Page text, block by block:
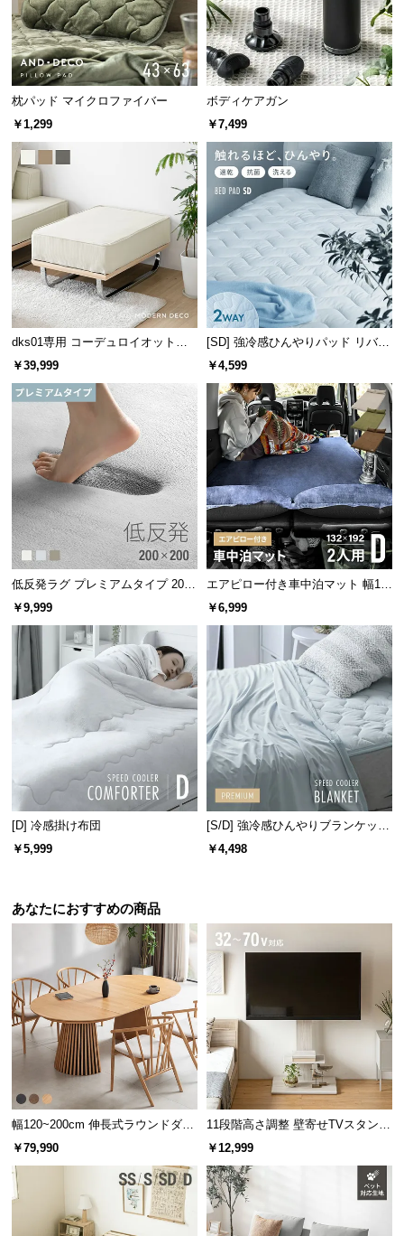
入
経
路
に
つ
い
品・
ン
セ
ル
に
つ
い
て
証
に
つ
い
て
会
客
様
サ
ト
お
知
ら
ロ
グ
一度にたくさん干せる8連タイプ
8個のハンガーを1つに連結。洗濯物を干す効率が上がるので、家事
の時短にも繋がります。
肩幅を調整できるアーム
アームの長さは調整可能な伸長式。大きなサイズから子供用の服ま
で様々なサイズの衣類が干せます。
伸長幅 約40cm〜54cm
スライドショルダーを展開することで、風通しが良くなり洗濯物が
ワンタッチで取り込みが可能
枕パッド マイクロファイバー
￥1,299
ボディケアガン
￥7,499
dks01専用 コーデュロイオットマ
ン
￥39,999
[SD] 強冷感ひんやりパッド リバー
シブル プレミアム 速乾 抗菌 洗え
￥4,599
低反発ラグ プレミアムタイプ 200×
200cm
￥9,999
エアピロー付き車中泊マット 幅13
2cm
￥6,999
[D] 冷感掛け布団
￥5,999
[S/D] 強冷感ひんやりブランケット
リバーシブル プレミアム 速乾 抗
￥4,498
あなたにおすすめの商品
幅120~200cm 伸長式ラウンドダイ
ニングテーブル 6人掛け 天然木突
￥79,990
11段階高さ調整 壁寄せTVスタンド
キャスター付き 上下左右角度調節
￥12,999